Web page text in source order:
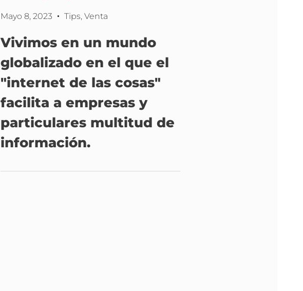
Mayo 8, 2023 Tips, Venta
Vivimos en un mundo
globalizado en el que el
"internet de las cosas"
facilita a empresas y
particulares multitud de
información.